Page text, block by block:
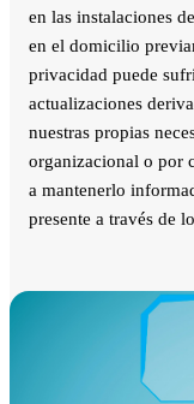
en las instalaciones
en el domicilio
privacidad puede
actualizaciones
nuestras propias
organizacional o por
a mantenerlo
presente a través de